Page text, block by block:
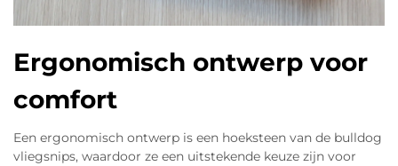
Ergonomisch ontwerp voor
comfort
Een ergonomisch ontwerp is een hoeksteen van de bulldog
vliegsnips, waardoor ze een uitstekende keuze zijn voor